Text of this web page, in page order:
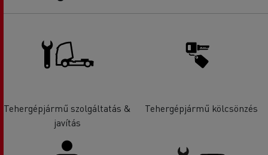
Tehergépjármű szolgáltatás &
javítás
Tehergépjármű kölcsönzés